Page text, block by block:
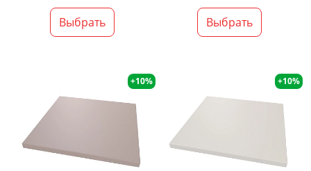
Выбрать Выбрать
+10% +10%